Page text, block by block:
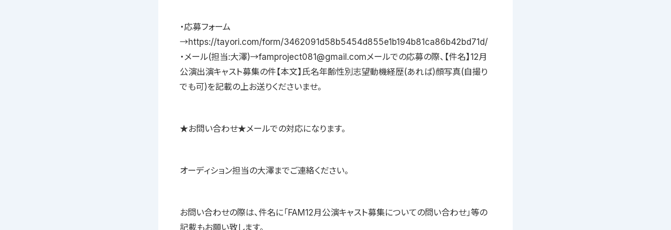
・応募フォーム
→https://tayori.com/form/3462091d58b5454d855e1b194b81ca86b42bd71d/
・メール(担当:大澤)→famproject081@gmail.comメールでの応募の際、【件名】12月
公演出演キャスト募集の件【本文】氏名年齢性別志望動機経歴(あれば)顔写真(自撮り
でも可)を記載の上お送りくださいませ。
★お問い合わせ★メールでの対応になります。
オーディション担当の大澤までご連絡ください。
お問い合わせの際は、件名に「FAM12月公演キャスト募集についての問い合わせ」等の
記載もお願い致します。